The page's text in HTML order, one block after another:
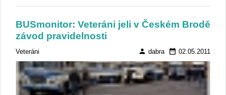
BUSmonitor: Veteráni jeli v Českém Brodě
závod pravidelnosti
Veteráni person dabra date_range 02.05.2011